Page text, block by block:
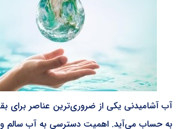
آب آشامیدنی یکی از ضروری‌ترین عناصر برای
به حساب می‌آید. اهمیت دسترسی به آب سالم و